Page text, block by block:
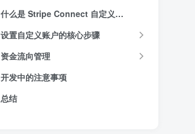
什么是 Stripe Connect 自定义账户？
设置自定义账户的核心步骤
资金流向管理
开发中的注意事项
总结